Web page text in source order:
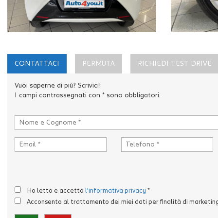
CONTATTACI PERMUTA RICHIEDI TEST DRIVE
Vuoi saperne di più? Scrivici!
I campi contrassegnati con * sono obbligatori.
Ho letto e accetto l'informativa privacy *
Acconsento al trattamento dei miei dati per finalità di